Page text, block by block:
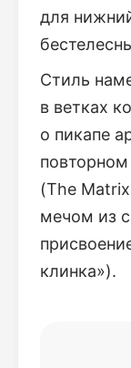
для
Стиль
в ветках
о пикапе
(The
мечом из
клинка»).